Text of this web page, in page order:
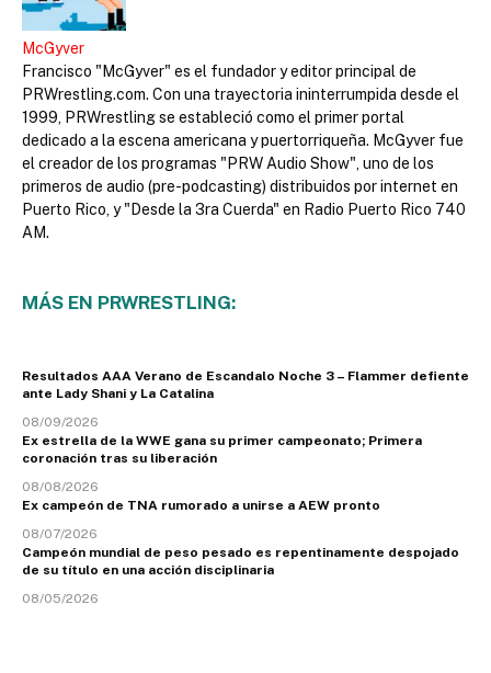
McGyver
Francisco "McGyver" es el fundador y editor principal de
PRWrestling.com. Con una trayectoria ininterrumpida desde el
1999, PRWrestling se estableció como el primer portal
dedicado a la escena americana y puertorriqueña. McGyver fue
el creador de los programas "PRW Audio Show", uno de los
primeros de audio (pre-podcasting) distribuidos por internet en
Puerto Rico, y "Desde la 3ra Cuerda" en Radio Puerto Rico 740
AM.
MÁS EN PRWRESTLING:
Resultados AAA Verano de Escandalo Noche 3 – Flammer defiente
ante Lady Shani y La Catalina
08/09/2026
Ex estrella de la WWE gana su primer campeonato; Primera
coronación tras su liberación
08/08/2026
Ex campeón de TNA rumorado a unirse a AEW pronto
08/07/2026
Campeón mundial de peso pesado es repentinamente despojado
de su título en una acción disciplinaria
08/05/2026